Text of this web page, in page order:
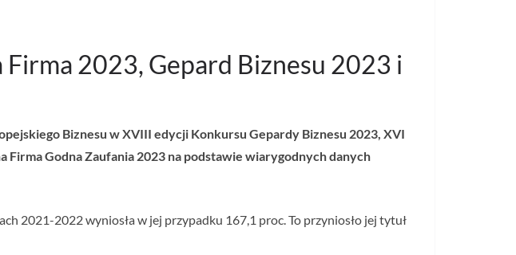
2023, Gepard Biznesu 2023 i
Biznesu w XVIII edycji Konkursu Gepardy Biznesu 2023, XVI
Godna Zaufania 2023 na podstawie wiarygodnych danych
2021-2022 wyniosła w jej przypadku 167,1 proc. To przyniosło jej tytuł